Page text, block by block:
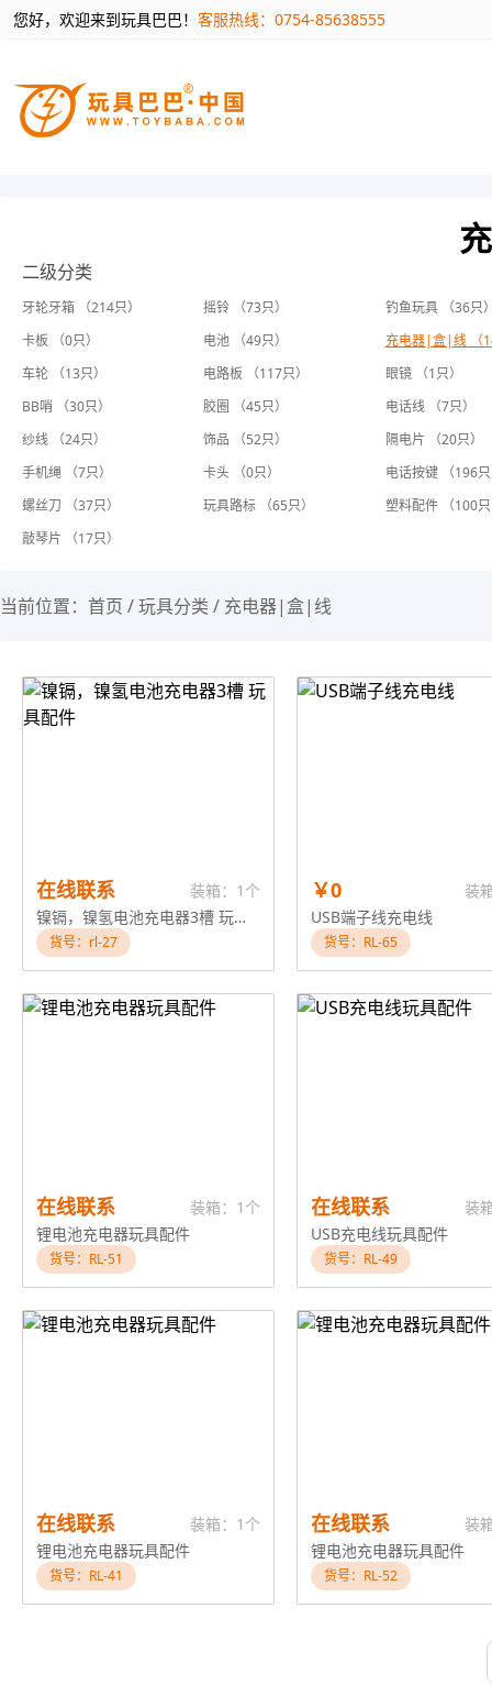
您好，欢迎来到玩具巴巴！ 客服热线：0754-85638555
二级分类
牙轮牙箱 （214只） 摇铃 （73只）
钓鱼玩具 （36只
卡板 （0只）
电池 （49只）
充电器|盒|线 （
车轮 （13只）
电路板 （117只）
眼镜 （1只）
BB哨 （30只）
胶圈 （45只）
电话线 （7只）
纱线 （24只）
饰品 （52只）
隔电片 （20只）
手机绳 （7只）
卡头 （0只）
电话按键 （196
螺丝刀 （37只）
玩具路标 （65只）
塑料配件 （100
敲琴片 （17只）
当前位置： 首页 /玩具分类 / 充电器|盒|线
在线联系
装箱：1个
镍镉，镍氢电池充电器3槽 玩具配件
货号：rl-27
￥0
装
USB端子线充电线
货号：RL-65
在线联系
装箱：1个
锂电池充电器玩具配件
货号：RL-51
在线联系
装
USB充电线玩具配件
货号：RL-49
在线联系
装箱：1个
锂电池充电器玩具配件
货号：RL-41
在线联系
装
锂电池充电器玩具配件
货号：RL-52